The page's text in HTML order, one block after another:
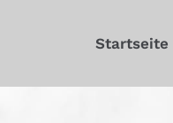
Startseite